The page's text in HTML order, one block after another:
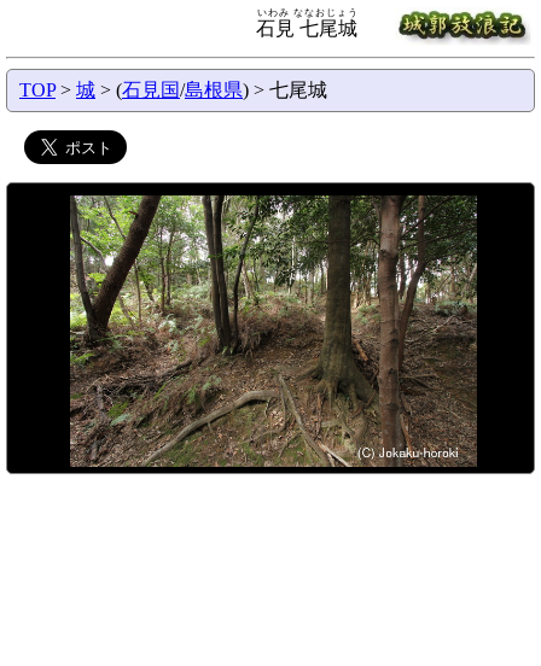
石見 七尾城
いわみ ななおじょう
TOP> 城 > (石見国/島根県) > 七尾城